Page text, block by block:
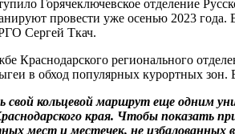
Горячеключевское отделение
провести уже осенью 2023 года.
Сергей Ткач.
Краснодарского регионального
в обход популярных курортных зон.
кольцевой маршрут еще одним
края. Чтобы показать
мест и местечек, не